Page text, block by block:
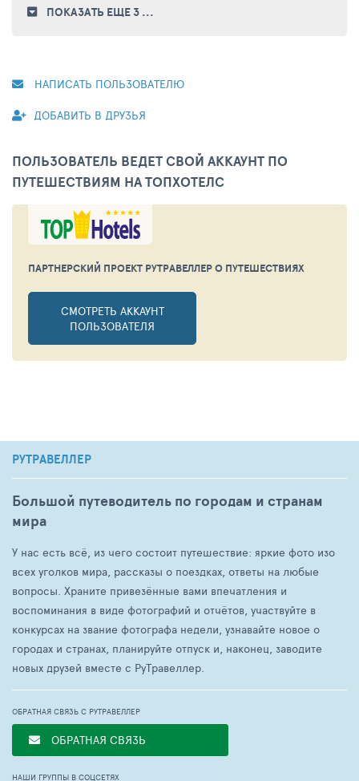
ПОКАЗАТЬ ЕЩЕ 3 ...
НАПИСАТЬ ПОЛЬЗОВАТЕЛЮ
ДОБАВИТЬ В ДРУЗЬЯ
ПОЛЬЗОВАТЕЛЬ ВЕДЕТ СВОЙ АККАУНТ ПО
ПУТЕШЕСТВИЯМ НА ТОПХОТЕЛС
ПАРТНЕРСКИЙ ПРОЕКТ РУТРАВЕЛЛЕРО ПУТЕШЕСТВИЯХ
СМОТРЕТЬ АККАУНТ
ПОЛЬЗОВАТЕЛЯ
РУТРАВЕЛЛЕР
Большой путеводитель по городам и странам
мира
У нас есть всё, из чего состоит путешествие: яркие фото изо
всех уголков мира, рассказы о поездках, ответы на любые
вопросы. Храните привезённые вами впечатления и
воспоминания в виде фотографий и отчётов, участвуйте в
конкурсах на звание фотографа недели, узнавайте новое о
городах и странах, планируйте отпуск и, наконец, заводите
новых друзей вместе с РуТравеллер.
ОБРАТНАЯ СВЯЗЬ С РУТРАВЕЛЛЕР
ОБРАТНАЯ СВЯЗЬ
НАШИ ГРУППЫ В СОЦСЕТЯХ